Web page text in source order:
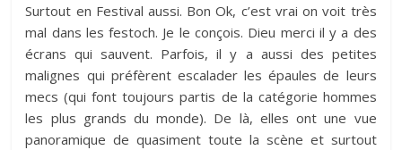
Surtout en Festival aussi. Bon Ok, c’est vrai on voit très
mal dans les festoch. Je le conçois. Dieu merci il y a des
écrans qui sauvent. Parfois, il y a aussi des petites
malignes qui préfèrent escalader les épaules de leurs
mecs (qui font toujours partis de la catégorie hommes
les plus grands du monde). De là, elles ont une vue
panoramique de quasiment toute la scène et surtout